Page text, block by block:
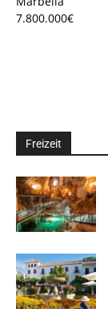
7.800.000€
Freizeit